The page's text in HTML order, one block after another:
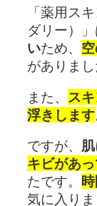
「薬用ス
ダリー）
いため、
がありまし
また、
ス
浮きします
ですが、
キビがあ
たです。
気に入りま